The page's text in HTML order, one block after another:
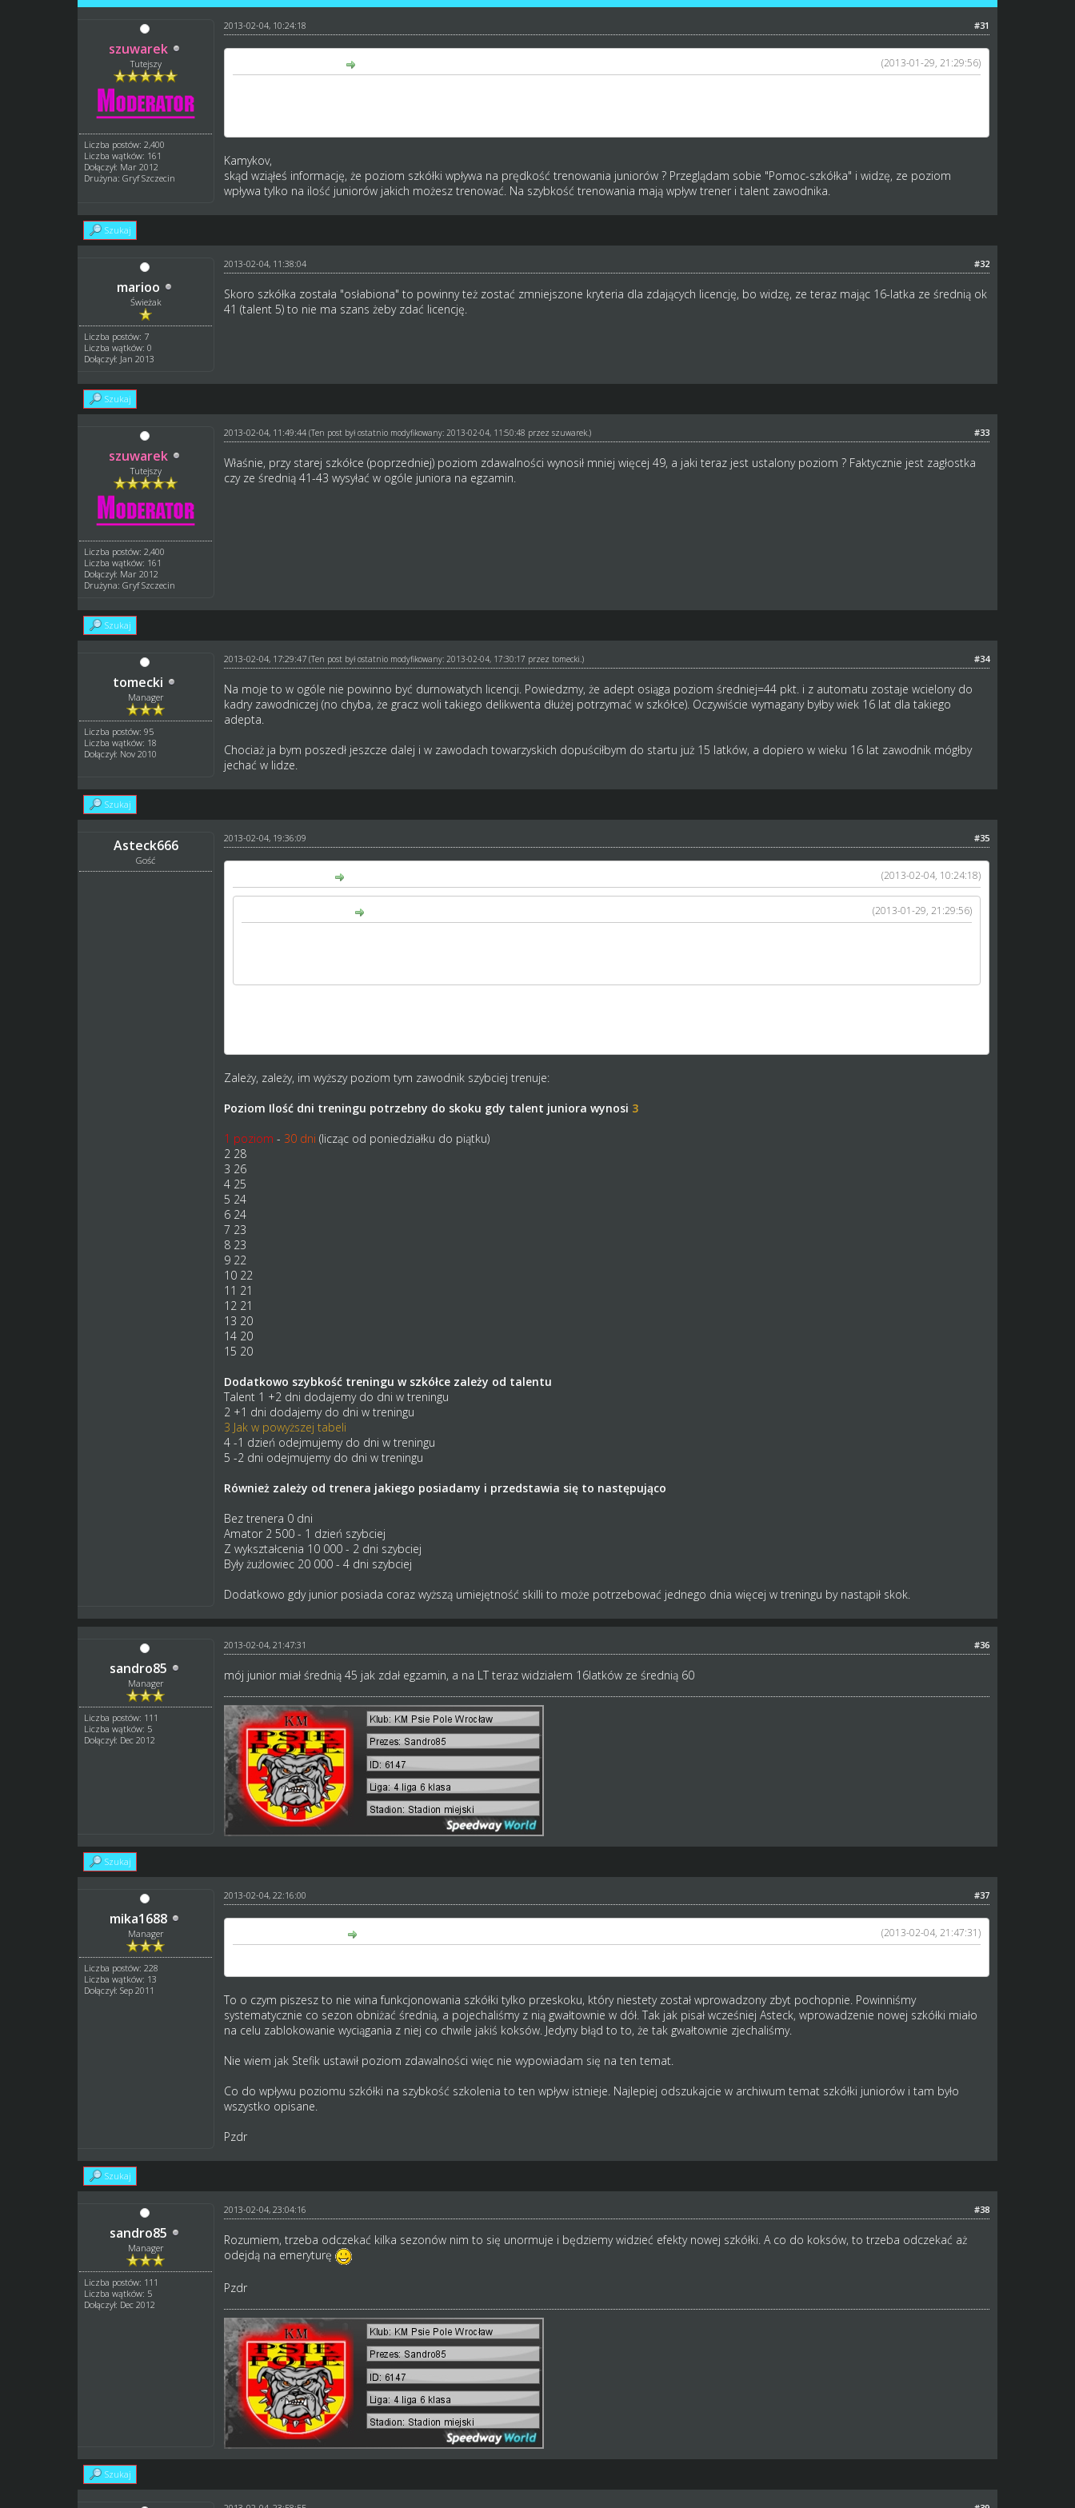
szuwarek
Tutejszy
Liczba postów: 2,400
Liczba wątków: 161
Dołączył: Mar 2012
Drużyna: Gryf Szczecin
#31
2013-02-04, 10:24:18
(2013-01-29, 21:29:56)
Kamykov,
skąd wziąłeś informację, że poziom szkółki wpływa na prędkość trenowania juniorów ? Przeglądam sobie "Pomoc-szkółka" i widzę, ze poziom
wpływa tylko na ilość juniorów jakich możesz trenować. Na szybkość trenowania mają wpływ trener i talent zawodnika.
Szukaj
marioo
Świeżak
Liczba postów: 7
Liczba wątków: 0
Dołączył: Jan 2013
#32
2013-02-04, 11:38:04
Skoro szkółka została "osłabiona" to powinny też zostać zmniejszone kryteria dla zdających licencję, bo widzę, ze teraz mając 16-latka ze średnią ok
41 (talent 5) to nie ma szans żeby zdać licencję.
Szukaj
szuwarek
Tutejszy
Liczba postów: 2,400
Liczba wątków: 161
Dołączył: Mar 2012
Drużyna: Gryf Szczecin
#33
2013-02-04, 11:49:44 (Ten post był ostatnio modyfikowany: 2013-02-04, 11:50:48 przez szuwarek.)
Właśnie, przy starej szkółce (poprzedniej) poziom zdawalności wynosił mniej więcej 49, a jaki teraz jest ustalony poziom ? Faktycznie jest zagłostka
czy ze średnią 41-43 wysyłać w ogóle juniora na egzamin.
Szukaj
tomecki
Manager
Liczba postów: 95
Liczba wątków: 18
Dołączył: Nov 2010
#34
2013-02-04, 17:29:47 (Ten post był ostatnio modyfikowany: 2013-02-04, 17:30:17 przez tomecki.)
Na moje to w ogóle nie powinno być durnowatych licencji. Powiedzmy, że adept osiąga poziom średniej=44 pkt. i z automatu zostaje wcielony do
kadry zawodniczej (no chyba, że gracz woli takiego delikwenta dłużej potrzymać w szkółce). Oczywiście wymagany byłby wiek 16 lat dla takiego
adepta.
Chociaż ja bym poszedł jeszcze dalej i w zawodach towarzyskich dopuściłbym do startu już 15 latków, a dopiero w wieku 16 lat zawodnik mógłby
jechać w lidze.
Szukaj
Asteck666
Gość
#35
2013-02-04, 19:36:09
(2013-02-04, 10:24:18)
(2013-01-29, 21:29:56)
Zależy, zależy, im wyższy poziom tym zawodnik szybciej trenuje:
Poziom Ilość dni treningu potrzebny do skoku gdy talent juniora wynosi 3
1 poziom - 30 dni (licząc od poniedziałku do piątku)
2 28
3 26
4 25
5 24
6 24
7 23
8 23
9 22
10 22
11 21
12 21
13 20
14 20
15 20
Dodatkowo szybkość treningu w szkółce zależy od talentu
Talent 1 +2 dni dodajemy do dni w treningu
2 +1 dni dodajemy do dni w treningu
3 Jak w powyższej tabeli
4 -1 dzień odejmujemy do dni w treningu
5 -2 dni odejmujemy do dni w treningu
Również zależy od trenera jakiego posiadamy i przedstawia się to następująco
Bez trenera 0 dni
Amator 2 500 - 1 dzień szybciej
Z wykształcenia 10 000 - 2 dni szybciej
Były żużlowiec 20 000 - 4 dni szybciej
Dodatkowo gdy junior posiada coraz wyższą umiejętność skilli to może potrzebować jednego dnia więcej w treningu by nastąpił skok.
sandro85
Manager
Liczba postów: 111
Liczba wątków: 5
Dołączył: Dec 2012
#36
2013-02-04, 21:47:31
mój junior miał średnią 45 jak zdał egzamin, a na LT teraz widziałem 16latków ze średnią 60
Szukaj
mika1688
Manager
Liczba postów: 228
Liczba wątków: 13
Dołączył: Sep 2011
#37
2013-02-04, 22:16:00
(2013-02-04, 21:47:31)
To o czym piszesz to nie wina funkcjonowania szkółki tylko przeskoku, który niestety został wprowadzony zbyt pochopnie. Powinniśmy
systematycznie co sezon obniżać średnią, a pojechaliśmy z nią gwałtownie w dół. Tak jak pisał wcześniej Asteck, wprowadzenie nowej szkółki miało
na celu zablokowanie wyciągania z niej co chwile jakiś koksów. Jedyny błąd to to, że tak gwałtownie zjechaliśmy.
Nie wiem jak Stefik ustawił poziom zdawalności więc nie wypowiadam się na ten temat.
Co do wpływu poziomu szkółki na szybkość szkolenia to ten wpływ istnieje. Najlepiej odszukajcie w archiwum temat szkółki juniorów i tam było
wszystko opisane.
Pzdr
Szukaj
sandro85
Manager
Liczba postów: 111
Liczba wątków: 5
Dołączył: Dec 2012
#38
2013-02-04, 23:04:16
Rozumiem, trzeba odczekać kilka sezonów nim to się unormuje i będziemy widzieć efekty nowej szkółki. A co do koksów, to trzeba odczekać aż
odejdą na emeryturę
Pzdr
Szukaj